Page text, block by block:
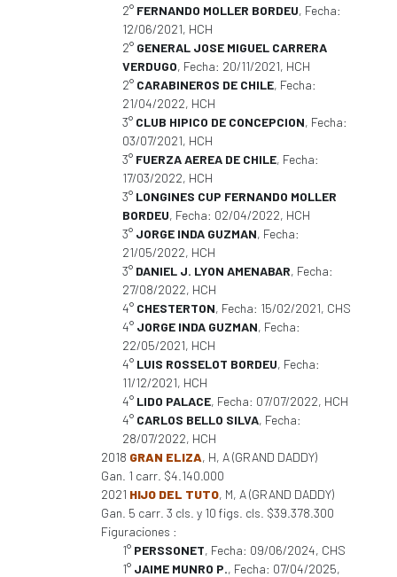
2° FERNANDO MOLLER BORDEU, Fecha:
12/06/2021, HCH
2° GENERAL JOSE MIGUEL CARRERA
VERDUGO, Fecha: 20/11/2021, HCH
2° CARABINEROS DE CHILE, Fecha:
21/04/2022, HCH
3° CLUB HIPICO DE CONCEPCION, Fecha:
03/07/2021, HCH
3° FUERZA AEREA DE CHILE, Fecha:
17/03/2022, HCH
3° LONGINES CUP FERNANDO MOLLER
BORDEU, Fecha: 02/04/2022, HCH
3° JORGE INDA GUZMAN, Fecha:
21/05/2022, HCH
3° DANIEL J. LYON AMENABAR, Fecha:
27/08/2022, HCH
4° CHESTERTON, Fecha: 15/02/2021, CHS
4° JORGE INDA GUZMAN, Fecha:
22/05/2021, HCH
4° LUIS ROSSELOT BORDEU, Fecha:
11/12/2021, HCH
4° LIDO PALACE, Fecha: 07/07/2022, HCH
4° CARLOS BELLO SILVA, Fecha:
28/07/2022, HCH
2018 GRAN ELIZA, H, A (GRAND DADDY)
Gan. 1 carr. $4.140.000
2021 HIJO DEL TUTO, M, A (GRAND DADDY)
Gan. 5 carr. 3 cls. y 10 figs. cls. $39.378.300
Figuraciones :
1° PERSSONET, Fecha: 09/06/2024, CHS
1° JAIME MUNRO P., Fecha: 07/04/2025,